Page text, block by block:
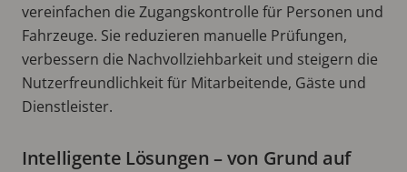
vereinfachen die Zugangskontrolle für Personen und
Fahrzeuge. Sie reduzieren manuelle Prüfungen,
verbessern die Nachvollziehbarkeit und steigern die
Nutzerfreundlichkeit für Mitarbeitende, Gäste und
Dienstleister.
Intelligente Lösungen – von Grund auf